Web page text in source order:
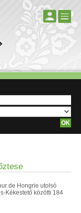
de Hongrie utolsó
Kékestető közötti 184